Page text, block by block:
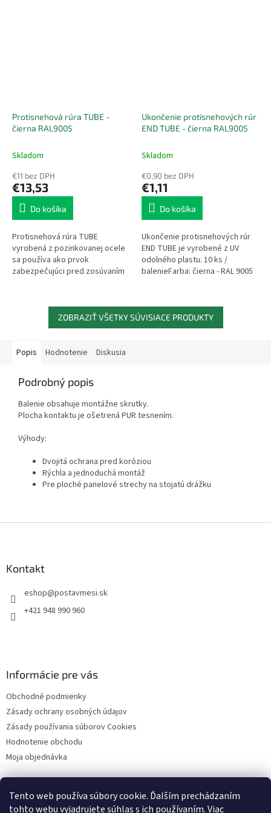
Tento web používa súbory cookie. Ďalším prechádzaním
tohto webu vyjadrujete súhlas s ich používaním. Viac
Protisnehová rúra TUBE -
čierna RAL9005
Skladom
€11 bez DPH
€13,53
Do košíka
Protisnehová rúra TUBE
vyrobená z pozinkovanej ocele
sa používa ako prvok
zabezpečujúci pred zosúvaním
Ukončenie protisnehových rúr
END TUBE - čierna RAL9005
Skladom
€0,90 bez DPH
€1,11
Do košíka
Ukončenie protisnehových rúr
END TUBE je vyrobené z UV
odolného plastu. 10 ks /
balenieFarba: čierna - RAL 9005
ZOBRAZIŤ VŠETKY SÚVISIACE PRODUKTY
Popis Hodnotenie Diskusia
Podrobný popis
Balenie obsahuje montážne skrutky.
Plocha kontaktu je ošetrená PUR tesnením.
Výhody:
Dvojitá ochrana pred koróziou
Rýchla a jednoduchá montáž
Pre ploché panelové strechy na stojatú drážku
Kontakt
eshop@postavmesi.sk
+421 948 990 960
Informácie pre vás
Obchodné podmienky
Zásady ochrany osobných údajov
Zásady používania súborov Cookies
Hodnotenie obchodu
Moja objednávka
Facebook